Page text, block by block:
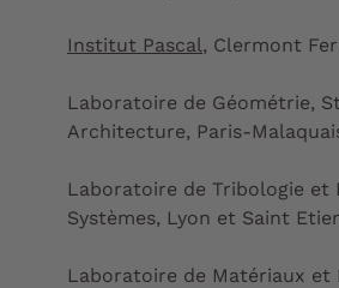
Institut Pascal, Clermont
Laboratoire de Géométrie,
Architecture, Paris-
Laboratoire de Tribologie et
Systèmes, Lyon et Saint
Laboratoire de Matériaux et